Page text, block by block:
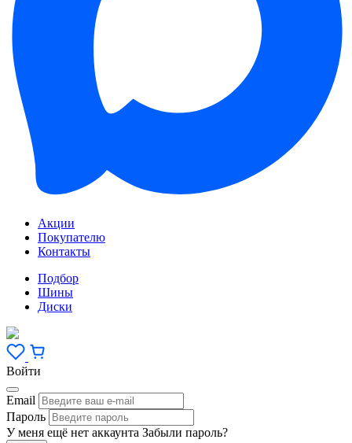
Акции
Покупателю
Контакты
Подбор
Шины
Диски
Войти
Email
Пароль
У меня ещё нет аккаунта Забыли пароль?